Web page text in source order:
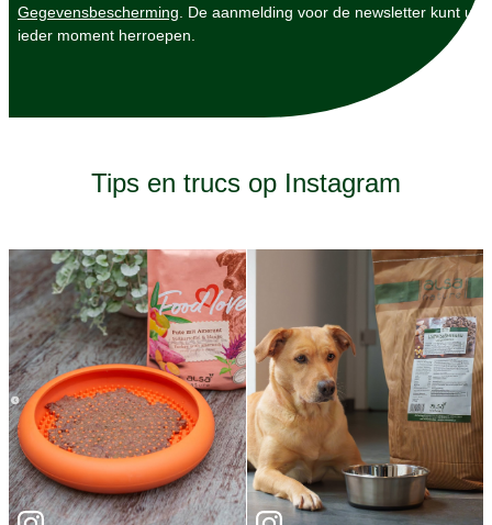
Gegevensbescherming . De aanmelding voor de newsletter kunt u
ieder moment herroepen.
Tips en trucs op Instagram